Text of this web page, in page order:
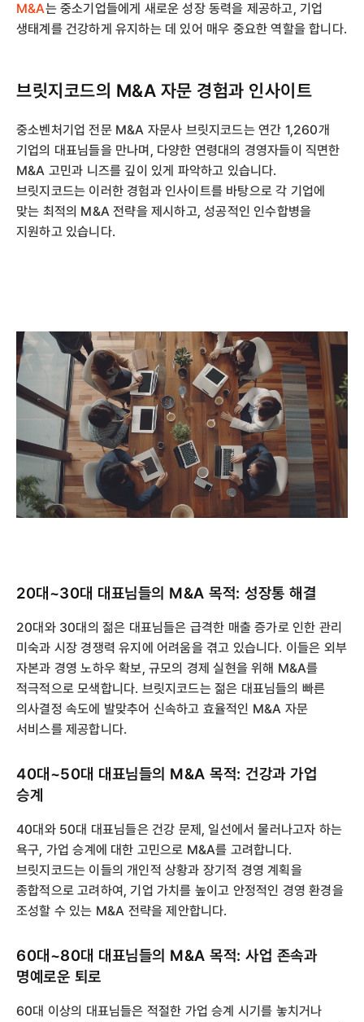
M&A는 중소기업들에게 새로운 성장 동력을 제공하고, 기업
생태계를 건강하게 유지하는 데 있어 매우 중요한 역할을 합니다.
브릿지코드의 M&A 자문 경험과 인사이트
중소벤처기업 전문 M&A 자문사 브릿지코드는 연간 1,260개
기업의 대표님들을 만나며, 다양한 연령대의 경영자들이 직면한
M&A 고민과 니즈를 깊이 있게 파악하고 있습니다.
브릿지코드는 이러한 경험과 인사이트를 바탕으로 각 기업에
맞는 최적의 M&A 전략을 제시하고, 성공적인 인수합병을
지원하고 있습니다.
20대~30대 대표님들의 M&A 목적: 성장통 해결
20대와 30대의 젊은 대표님들은 급격한 매출 증가로 인한 관리
미숙과 시장 경쟁력 유지에 어려움을 겪고 있습니다. 이들은 외부
자본과 경영 노하우 확보, 규모의 경제 실현을 위해 M&A를
적극적으로 모색합니다. 브릿지코드는 젊은 대표님들의 빠른
의사결정 속도에 발맞추어 신속하고 효율적인 M&A 자문
서비스를 제공합니다.
40대~50대 대표님들의 M&A 목적: 건강과 가업
승계
40대와 50대 대표님들은 건강 문제, 일선에서 물러나고자 하는
욕구, 가업 승계에 대한 고민으로 M&A를 고려합니다.
브릿지코드는 이들의 개인적 상황과 장기적 경영 계획을
종합적으로 고려하여, 기업 가치를 높이고 안정적인 경영 환경을
조성할 수 있는 M&A 전략을 제안합니다.
60대~80대 대표님들의 M&A 목적: 사업 존속과
명예로운 퇴로
60대 이상의 대표님들은 적절한 가업 승계 시기를 놓치거나